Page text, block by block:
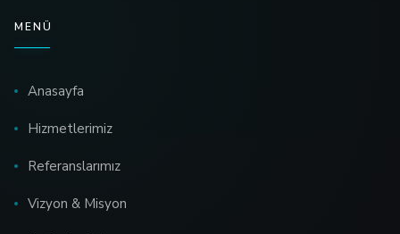
MENÜ
Anasayfa
Hizmetlerimiz
Referanslarımız
Vizyon & Misyon